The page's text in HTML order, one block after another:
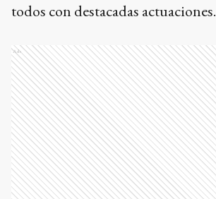
todos con destacadas actuaciones.
Ads